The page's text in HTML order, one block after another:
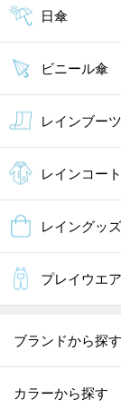
日傘
ビニール傘
レインブーツ
レインコート
レイングッズ
プレイウエア
ブランドから探す
カラーから探す